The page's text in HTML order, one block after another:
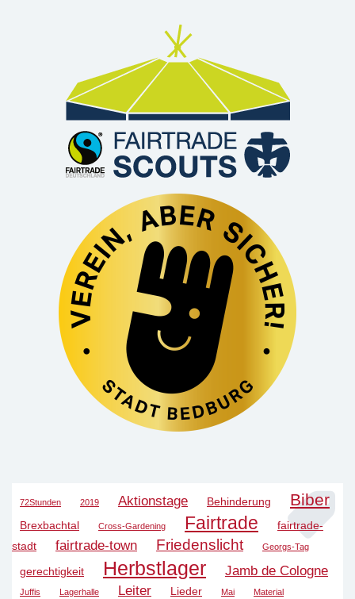
72Stunden 2019 Aktionstage Behinderung Biber
Brexbachtal Cross-Gardening Fairtrade
fairtrade-
stadt
fairtrade-town Friedenslicht Georgs-Tag
gerechtigkeit Herbstlager Jamb de Cologne
Juffis Lagerhalle Leiter Lieder Mai
Material